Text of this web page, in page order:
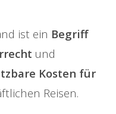
ist ein Begriff
und
Kosten für
Reisen.